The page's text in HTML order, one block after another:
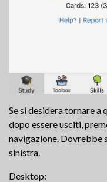
Se si desidera tornare a
dopo essere usciti,
navigazione. Dovrebbe
sinistra.
Desktop: